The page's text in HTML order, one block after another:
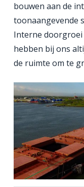
bouwen aan de
toonaangevende
Interne
hebben bij ons
de ruimte om te